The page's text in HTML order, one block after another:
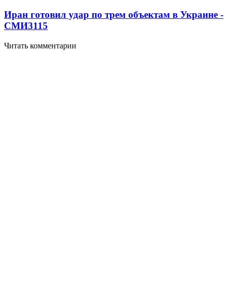
Иран готовил удар по трем объектам в Украине -
СМИ3115
Читать комментарии